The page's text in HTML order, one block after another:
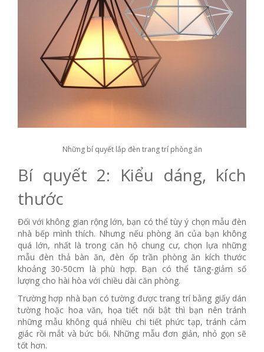
Những bí quyết lắp đèn trang trí phòng ăn
Bí quyết 2: Kiểu dáng, kích
thước
Đối với không gian rộng lớn, bạn có thể tùy ý chọn mẫu đèn
nhà bếp mình thích. Nhưng nếu phòng ăn của bạn không
quá lớn, nhất là trong căn hộ chung cư, chọn lựa những
mẫu đèn thả bàn ăn, đèn ốp trần phòng ăn kích thước
khoảng 30-50cm là phù hợp. Bạn có thể tăng-giảm số
lượng cho hài hòa với chiều dài căn phòng.
Trường hợp nhà bạn có tường được trang trí bằng giấy dán
tường hoặc hoa văn, họa tiết nổi bật thì bạn nên tránh
những mẫu không quá nhiều chi tiết phức tạp, tránh cảm
giác rồi mắt và bức bối. Những mẫu đơn giản, nhỏ gọn sẽ
tốt hơn.